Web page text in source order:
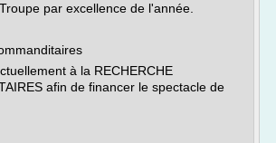
par excellence de l'année.
à la RECHERCHE
afin de financer le spectacle de